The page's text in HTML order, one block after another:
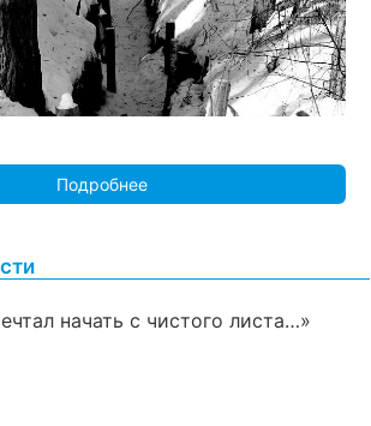
Подробнее
начать с чистого листа…»